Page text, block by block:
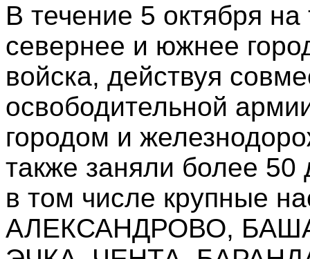
В течение 5 октября
севернее и южнее
войска, действуя
освободительной
городом и
также заняли более 50
в том числе крупные
АЛЕКСАНДРОВО,